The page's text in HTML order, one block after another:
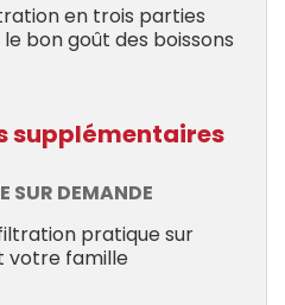
en trois parties
bon goût des boissons
supplémentaires
SUR DEMANDE
pratique sur
votre famille